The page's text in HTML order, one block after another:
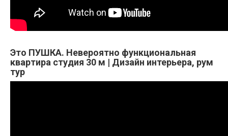
Это ПУШКА. Невероятно функциональная
квартира студия 30 м | Дизайн интерьера, рум
тур